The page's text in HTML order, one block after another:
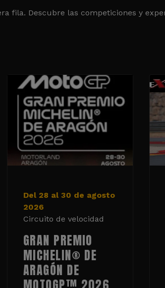
fila. Descubre las competiciones y
Del 28 al 30 de agosto
2026
Circuito de velocidad
GRAN PREMIO
MICHELIN® DE
ARAGÓN DE